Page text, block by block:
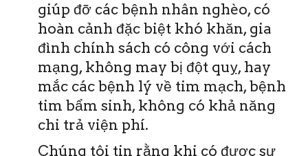
giúp đỡ các bệnh nhân nghèo, có
hoàn cảnh đặc biệt khó khăn, gia
đình chính sách có công với cách
mạng, không may bị đột quỵ, hay
mắc các bệnh lý về tim mạch, bệnh
tim bẩm sinh, không có khả năng
chi trả viện phí.
Chúng tôi tin rằng khi có được sự